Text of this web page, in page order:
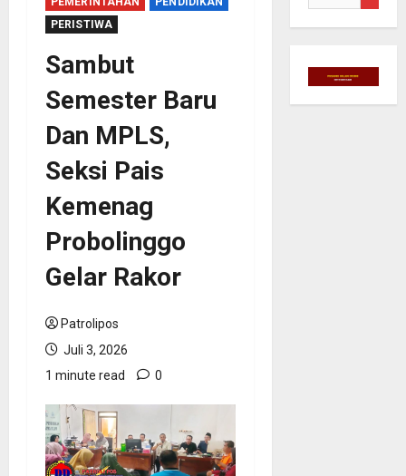
PERISTIWA
Sambut
Semester Baru
Dan MPLS,
Seksi Pais
Kemenag
Probolinggo
Gelar Rakor
Patrolipos
Juli 3, 2026
1 minute read
0
untuk: